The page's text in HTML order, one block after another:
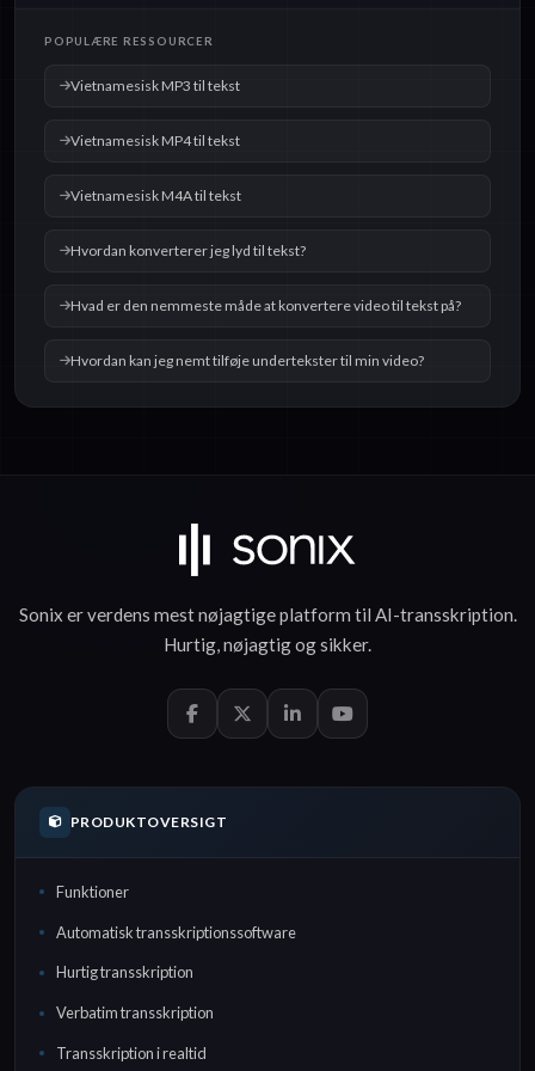
tekst
POPULÆRE RESSOURCER
Vietnamesisk MP3 til tekst
Vietnamesisk MP4 til tekst
Vietnamesisk M4A til tekst
Hvordan konverterer jeg lyd til tekst?
Hvad er den nemmeste måde at konvertere video til tekst på?
Hvordan kan jeg nemt tilføje undertekster til min video?
Sonix er verdens mest nøjagtige platform til AI-transskription.
Hurtig,nøjagtigogsikker.
PRODUKTOVERSIGT
Funktioner
Automatisk transskriptionssoftware
Hurtig transskription
Verbatim transskription
Transskription i realtid